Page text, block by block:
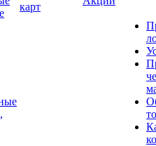
карт